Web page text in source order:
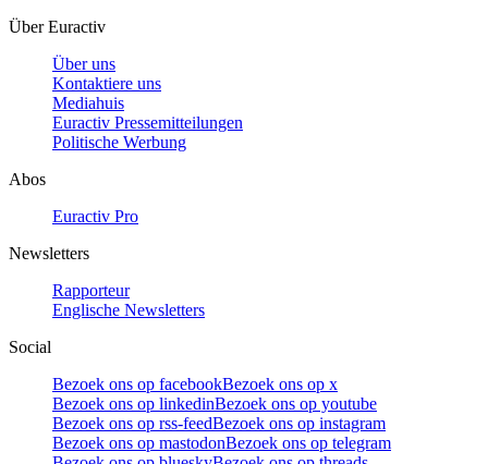
Über Euractiv
Über uns
Kontaktiere uns
Mediahuis
Euractiv Pressemitteilungen
Politische Werbung
Abos
Euractiv Pro
Newsletters
Rapporteur
Englische Newsletters
Social
Bezoek ons op facebookBezoek ons op x
Bezoek ons op linkedinBezoek ons op youtube
Bezoek ons op rss-feedBezoek ons op instagram
Bezoek ons op mastodonBezoek ons op telegram